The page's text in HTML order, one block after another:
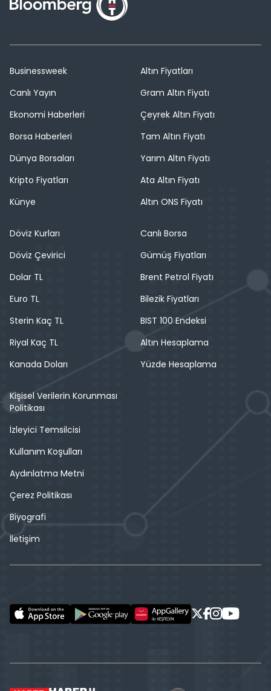
Businessweek
Canlı Yayın
Ekonomi Haberleri
Borsa Haberleri
Dünya Borsaları
Kripto Fiyatları
Künye
Altın Fiyatları
Gram Altın Fiyatı
Çeyrek Altın Fiyatı
Tam Altın Fiyatı
Yarım Altın Fiyatı
Ata Altın Fiyatı
Altın ONS Fiyatı
Döviz Kurları
Döviz Çevirici
Dolar TL
Euro TL
Sterin Kaç TL
Riyal Kaç TL
Kanada Doları
Canlı Borsa
Gümüş Fiyatları
Brent Petrol Fiyatı
Bilezik Fiyatları
BIST 100 Endeksi
Altın Hesaplama
Yüzde Hesaplama
Kişisel Verilerin Korunması
Politikası
İzleyici Temsilcisi
Kullanım Koşulları
Aydınlatma Metni
Çerez Politikası
Biyografi
İletişim